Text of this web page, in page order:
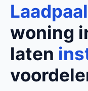
Laadpaal
woning
laten